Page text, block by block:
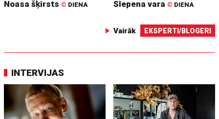
Noasa šķirsts © DIENA Slepena vara © DIENA
Vairāk EKSPERTI/BLOGERI
INTERVIJAS